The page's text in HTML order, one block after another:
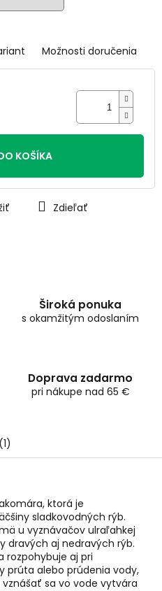
Možnosti doručenia
KOŠÍKA
Zdieľať
Široká ponuka
s okamžitým odoslaním
Doprava zadarmo
pri nákupe nad 65 €
ktorá je
sladkovodných rýb.
u vyznávačov ulraľahkej
dravých aj nedravých rýb.
rozpohybuje aj pri
prúta alebo prúdenia vody,
sa vo vode vytvára